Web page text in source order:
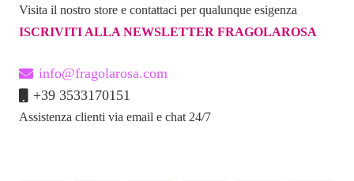
del
prodotto
Visita il nostro store e contattaci per qualunque esigenza
ISCRIVITI ALLA NEWSLETTER FRAGOLAROSA
info@fragolarosa.com
+39 3533170151
Assistenza clienti via email e chat 24/7